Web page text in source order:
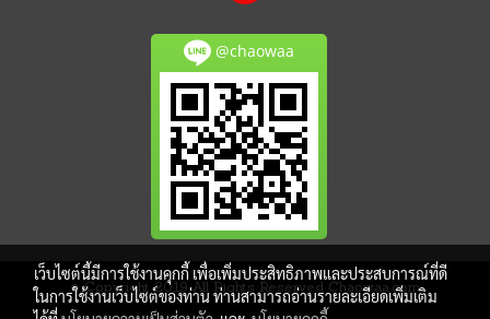
@chaowaa
© Copyright 2019 All Rights Reserved Chaowaa.com
เว็บไซต์นี้มีการใช้งานคุกกี้ เพื่อเพิ่มประสิทธิภาพและประสบการณ์ที่ดี
ในการใช้งานเว็บไซต์ของท่าน ท่านสามารถอ่านรายละเอียดเพิ่มเติม